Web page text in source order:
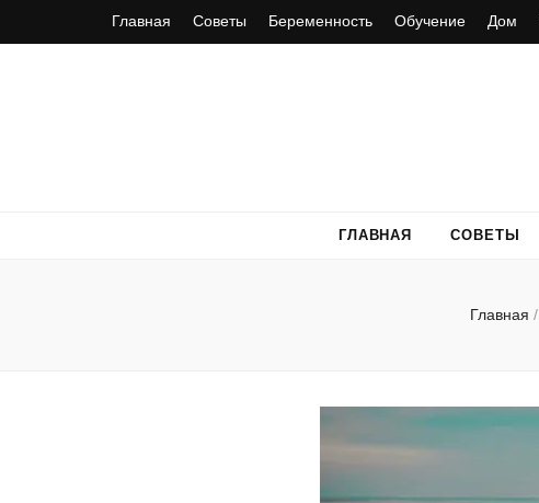
Главная Советы Беременность Обучение Дом
ГЛАВНАЯ СОВЕТЫ
Главная /